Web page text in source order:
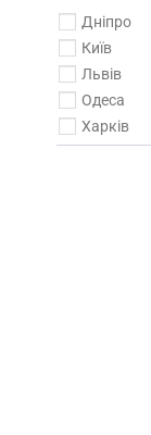
Дніпро
Київ
Львів
Одеса
Харків